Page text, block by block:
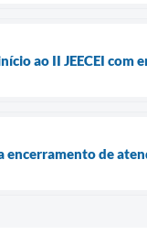
ao II JEECEI
encerramento de